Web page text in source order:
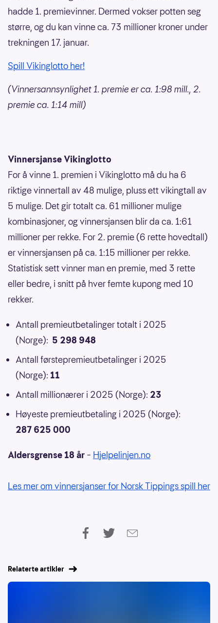
hadde 1. premievinner. Dermed vokser potten seg
større, og du kan vinne ca. 73 millioner kroner under
trekningen 17. januar.
Spill Vikinglotto her!
(Vinnersannsynlighet 1. premie er ca. 1:98 mill., 2.
premie ca. 1:14 mill)
Vinnersjanse Vikinglotto
For å vinne 1. premien i Vikinglotto må du ha 6
riktige vinnertall av 48 mulige, pluss ett vikingtall av
5 mulige. Det gir totalt ca. 61 millioner mulige
kombinasjoner, og vinnersjansen blir da ca. 1:61
millioner per rekke. For 2. premie (6 rette hovedtall)
er vinnersjansen på ca. 1:15 millioner per rekke.
Statistisk sett vinner man en premie, med 3 rette
eller bedre, i snitt på hver femte kupong med 10
rekker.
Antall premieutbetalinger totalt i 2025
(Norge): 5 298 948
Antall førstepremieutbetalinger i 2025
(Norge): 11
Antall millionærer i 2025 (Norge): 23
Høyeste premieutbetaling i 2025 (Norge):
287 625 000
Aldersgrense 18 år – Hjelpelinjen.no
Les mer om vinnersjanser for Norsk Tippings spill her
Relaterte artikler